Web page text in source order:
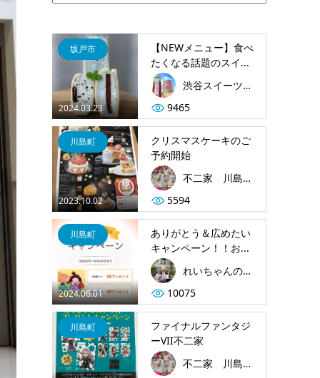
2024.03.23
坂戸市
【NEWメニュー】食べ
たくなる話題のスイ...
渋谷スイーツ村 坂戸店
9465
2023.10.02
川島町
クリスマスケーキのご
予約開始
不二家 川島ベイシア店
5594
2024.06.01
川島町
ありがとう＆広めたい
キャンペーン！！お...
れいちゃんのアイス屋さん
10075
川島町
ファイナルファンタジ
ーVII不二家
不二家 川島ベイシア店